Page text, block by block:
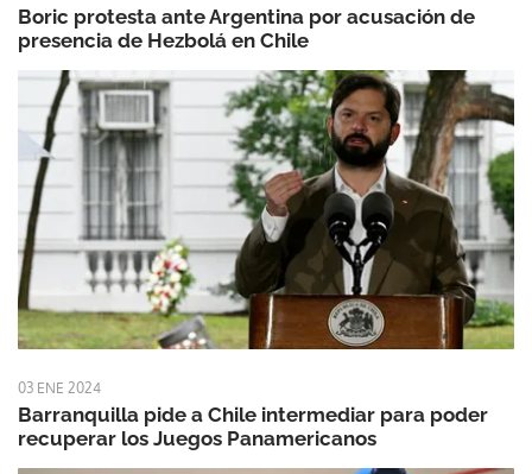
Boric protesta ante Argentina por acusación de
presencia de Hezbolá en Chile
03 ENE 2024
Barranquilla pide a Chile intermediar para poder
recuperar los Juegos Panamericanos